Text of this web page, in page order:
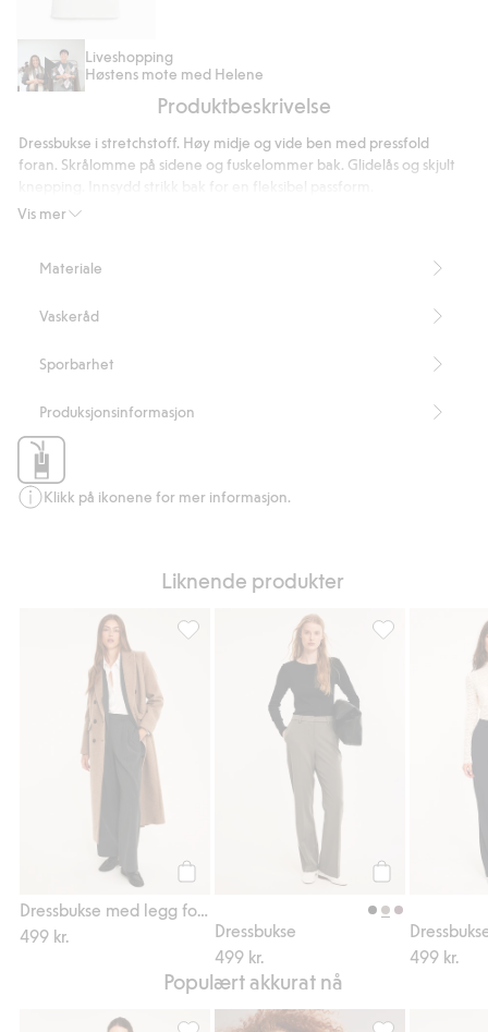
Singlet
med
Liveshopping
Høstens mote med Helene
Produktbeskrivelse
Vis mer
Dressbukse i stretchstoff. Høy midje og vide ben med pressfold
foran. Skrålomme på sidene og fuskelommer bak. Glidelås og skjult
Innerbenslengde 78 cm i størrelse S
Inneholder 63 % resirkulert polyester
Blended Recycled Polyester
Materiale
Vaskeråd
Sporbarhet
Produksjonsinformasjon
Klikk på ikonene for mer informasjon.
Liknende produkter
Dressbukse med legg foran
499 kr.
Dressbukse med legg foran, Legg til i
Dressbukse
499 kr.
Dressbukse,
499 kr.
Populært akkurat nå